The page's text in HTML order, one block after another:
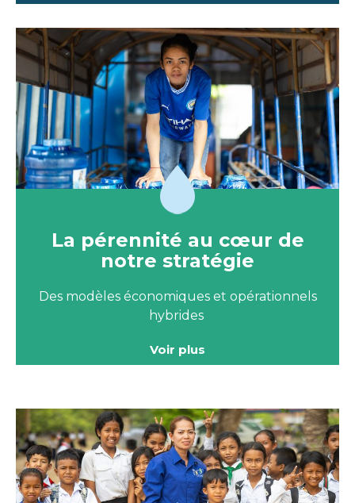
La pérennité au cœur de
notre stratégie
Des modèles économiques et opérationnels
hybrides
Voir plus